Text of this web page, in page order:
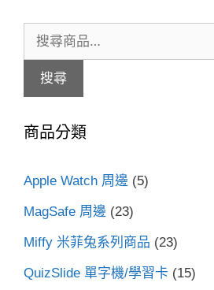
尋
字:
搜尋
商品分類
Apple Watch 周邊 (5)
MagSafe 周邊 (23)
Miffy 米菲兔系列商品 (23)
QuizSlide 單字機/學習卡 (15)